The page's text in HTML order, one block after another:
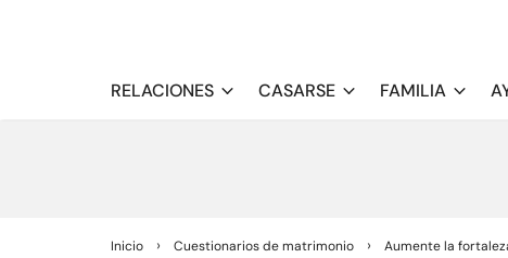
RELACIONES CASARSE FAMILIA
Inicio › Cuestionarios de matrimonio › Aumente la